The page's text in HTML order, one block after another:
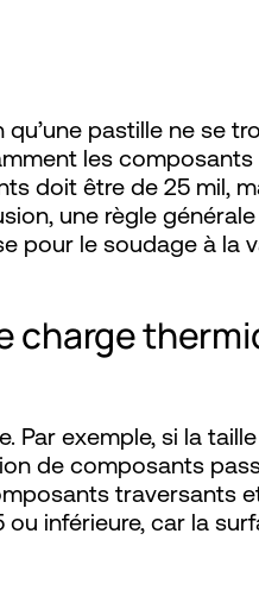
pastille ne se
les
doit être de 25 mil,
une règle
pour le soudage à la
charge
Par exemple, si la
de composants
traversants
inférieure, car la